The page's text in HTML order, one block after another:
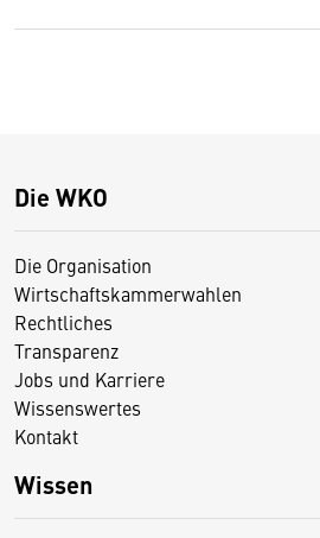
Die WKO
Die Organisation
Wirtschaftskammerwahlen
Rechtliches
Transparenz
Jobs und Karriere
Wissenswertes
Kontakt
Wissen